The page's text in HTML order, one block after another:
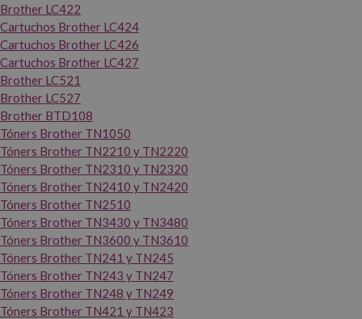
Brother LC422
Cartuchos Brother LC424
Cartuchos Brother LC426
Cartuchos Brother LC427
Brother LC521
Brother LC527
Brother BTD108
Tóners Brother TN1050
Tóners Brother TN2210 y TN2220
Tóners Brother TN2310 y TN2320
Tóners Brother TN2410 y TN2420
Tóners Brother TN2510
Tóners Brother TN3430 y TN3480
Tóners Brother TN3600 y TN3610
Tóners Brother TN241 y TN245
Tóners Brother TN243 y TN247
Tóners Brother TN248 y TN249
Tóners Brother TN421 y TN423